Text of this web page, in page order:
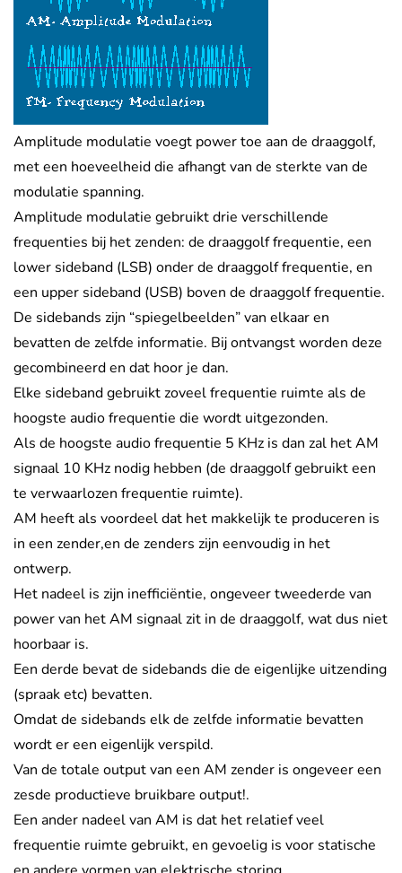
Amplitude modulatie voegt power toe aan de draaggolf,
met een hoeveelheid die afhangt van de sterkte van de
modulatie spanning.
Amplitude modulatie gebruikt drie verschillende
frequenties bij het zenden: de draaggolf frequentie, een
lower sideband (LSB) onder de draaggolf frequentie, en
een upper sideband (USB) boven de draaggolf frequentie.
De sidebands zijn “spiegelbeelden” van elkaar en
bevatten de zelfde informatie. Bij ontvangst worden deze
gecombineerd en dat hoor je dan.
Elke sideband gebruikt zoveel frequentie ruimte als de
hoogste audio frequentie die wordt uitgezonden.
Als de hoogste audio frequentie 5 KHz is dan zal het AM
signaal 10 KHz nodig hebben (de draaggolf gebruikt een
te verwaarlozen frequentie ruimte).
AM heeft als voordeel dat het makkelijk te produceren is
in een zender,en de zenders zijn eenvoudig in het
ontwerp.
Het nadeel is zijn inefficiëntie, ongeveer tweederde van
power van het AM signaal zit in de draaggolf, wat dus niet
hoorbaar is.
Een derde bevat de sidebands die de eigenlijke uitzending
(spraak etc) bevatten.
Omdat de sidebands elk de zelfde informatie bevatten
wordt er een eigenlijk verspild.
Van de totale output van een AM zender is ongeveer een
zesde productieve bruikbare output!.
Een ander nadeel van AM is dat het relatief veel
frequentie ruimte gebruikt, en gevoelig is voor statische